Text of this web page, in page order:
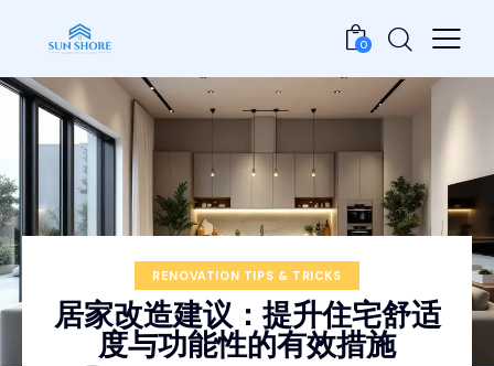
0
RENOVATION TIPS & TRICKS
居家改造建议：提升住宅舒适
度与功能性的有效措施